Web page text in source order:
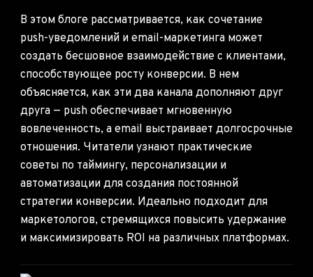
В этом блоге рассматривается, как сочетание
push-уведомлений и email-маркетинга может
создать бесшовное взаимодействие с клиентами,
способствующее росту конверсии. В нем
объясняется, как эти два канала дополняют друг
друга — push обеспечивает мгновенную
вовлеченность, а email выстраивает долгосрочные
отношения. Читатели узнают практические
советы по таймингу, персонализации и
автоматизации для создания постоянной
стратегии конверсии. Идеально подходит для
маркетологов, стремящихся повысить удержание
и максимизировать ROI на различных платформах.